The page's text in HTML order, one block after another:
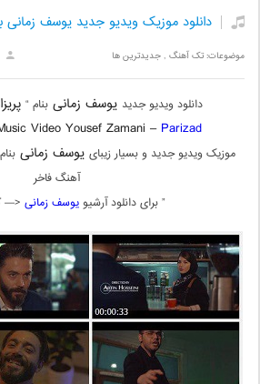
دانلود موزیک ویدیو جدید یوسف زمانی
موضوعات:تک آهنگ ,جدیدترین ها
دانلود ویدیو جدید یوسف زمانیبنام “
Video Yousef Zamani – Parizad
موزیک ویدیو جدید و بسیار زیبای یوسف زمانی بنام
آهنگ فاخر
” برای دانلود آرشیویوسف زمانی <—